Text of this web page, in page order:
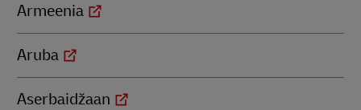
Armeenia
Aruba
Aserbaidžaan